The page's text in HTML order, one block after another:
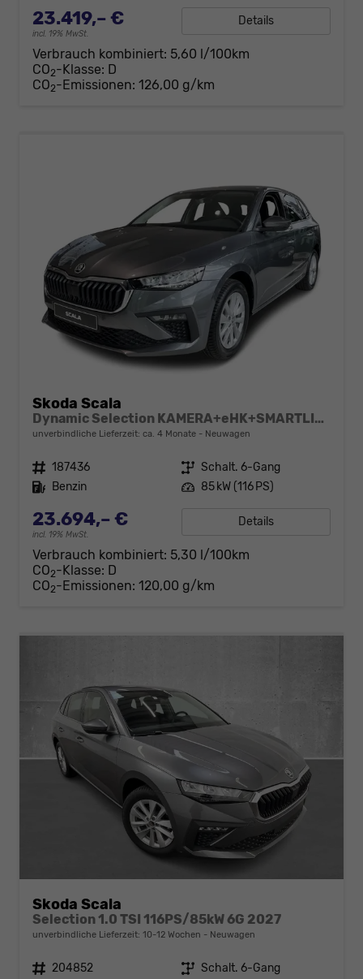
23.419,– €
incl. 19% MwSt.
Details
Verbrauch kombiniert: 5,60 l/100km
CO2-Klasse: D
CO2-Emissionen: 126,00 g/km
Skoda Scala
Dynamic Selection KAMERA+eHK+SMARTLINK+17" ALU+LED
unverbindliche Lieferzeit: ca. 4 Monate Neuwagen
Fahrzeugnr. 187436 Getriebe Schalt. 6-Gang
Kraftstoff Benzin Leistung 85 kW (116 PS)
23.694,– €
incl. 19% MwSt.
Details
Verbrauch kombiniert: 5,30 l/100km
CO2-Klasse: D
CO2-Emissionen: 120,00 g/km
Skoda Scala
Selection 1.0 TSI 116PS/85kW 6G 2027
unverbindliche Lieferzeit: 10-12 Wochen Neuwagen
Fahrzeugnr. 204852 Getriebe Schalt. 6-Gang